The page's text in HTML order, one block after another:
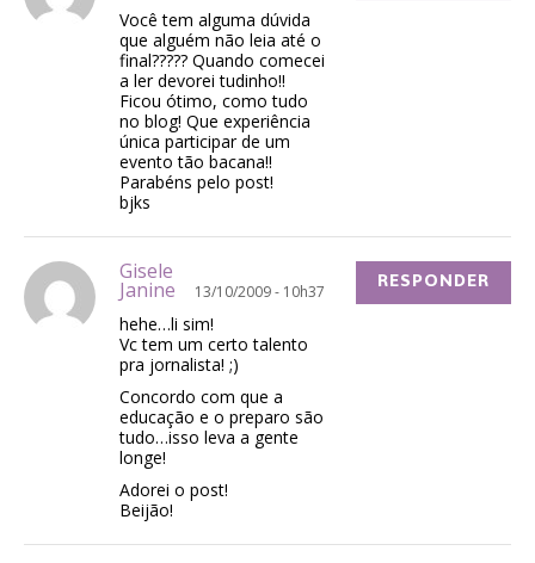
Você tem alguma dúvida
que alguém não leia até o
final????? Quando comecei
a ler devorei tudinho!!
Ficou ótimo, como tudo
no blog! Que experiência
única participar de um
evento tão bacana!!
Parabéns pelo post!
bjks
Gisele
Janine 13/10/2009 - 10h37
hehe…li sim!
Vc tem um certo talento
pra jornalista! ;)
Concordo com que a
educação e o preparo são
tudo…isso leva a gente
longe!
Adorei o post!
Beijão!
RESPONDER